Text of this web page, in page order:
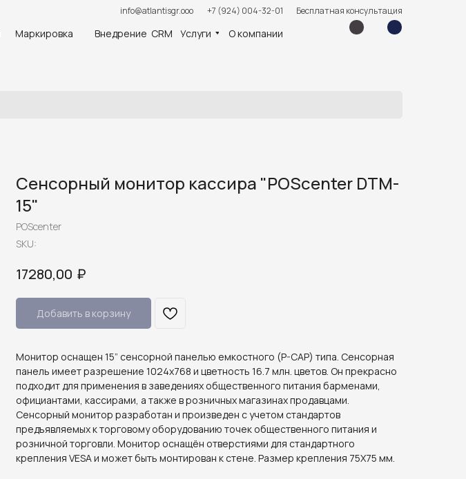
Бесплатная консультация
+7 (924) 004-32-01
info@atlantisgr.ooo
Маркировка Услуги О компании
Внедрение CRM
Сенсорный монитор кассира "POScenter DTM-
15"
POScenter
SKU:
17280,00 ₽
Добавить в корзину
Монитор оснащен 15” сенсорной панелью емкостного (P-CAP) типа. Сенсорная
панель имеет разрешение 1024х768 и цветность 16.7 млн. цветов. Он прекрасно
подходит для применения в заведениях общественного питания барменами,
официантами, кассирами, а также в розничных магазинах продавцами.
Сенсорный монитор разработан и произведен с учетом стандартов
предъявляемых к торговому оборудованию точек общественного питания и
розничной торговли. Монитор оснащён отверстиями для стандартного
крепления VESA и может быть монтирован к стене. Размер крепления 75Х75 мм.